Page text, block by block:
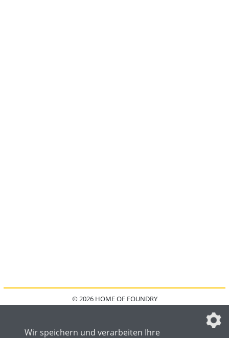
© 2026 HOME OF FOUNDRY
DATENSCHUTZEINSTELLUNGEN
Wir speichern und verarbeiten Ihre